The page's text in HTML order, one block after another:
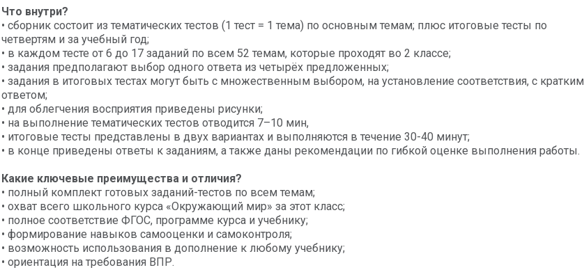
Что внутри?
• сборник состоит из тематических тестов (1 тест = 1 тема) по основным темам; плюс итоговые тесты по
четвертям и за учебный год;
• в каждом тесте от 6 до 17 заданий по всем 52 темам, которые проходят во 2 классе;
• задания предполагают выбор одного ответа из четырёх предложенных;
• задания в итоговых тестах могут быть с множественным выбором, на установление соответствия, с кратким
ответом;
• для облегчения восприятия приведены рисунки;
• на выполнение тематических тестов отводится 7–10 мин,
• итоговые тесты представлены в двух вариантах и выполняются в течение 30-40 минут;
• в конце приведены ответы к заданиям, а также даны рекомендации по гибкой оценке выполнения работы.
Какие ключевые преимущества и отличия?
• полный комплект готовых заданий-тестов по всем темам;
• охват всего школьного курса «Окружающий мир» за этот класс;
• полное соответствие ФГОС, программе курса и учебнику;
• формирование навыков самооценки и самоконтроля;
• возможность использования в дополнение к любому учебнику;
• ориентация на требования ВПР.